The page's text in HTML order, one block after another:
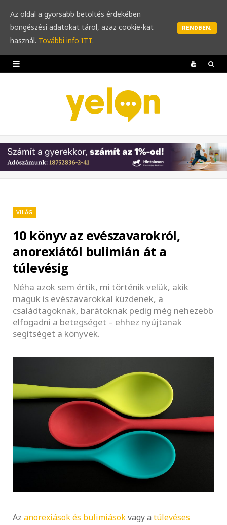
Y
u
b
e
VILÁG
10 könyv az evészavarokról,
anorexiától bulimián át a
túlevésig
Néha azok sem értik, mi történik velük, akik
maguk is evészavarokkal küzdenek, a
családtagoknak, barátoknak pedig még nehezebb
elfogadni a betegséget – ehhez nyújtanak
segítséget a könyvek.
Az anorexiások és bulimiásokvagy a túlevéses
Az oldal a gyorsabb betöltés érdekében
böngészési adatokat tárol, azaz cookie-kat
használ. További info ITT.
RENDBEN.